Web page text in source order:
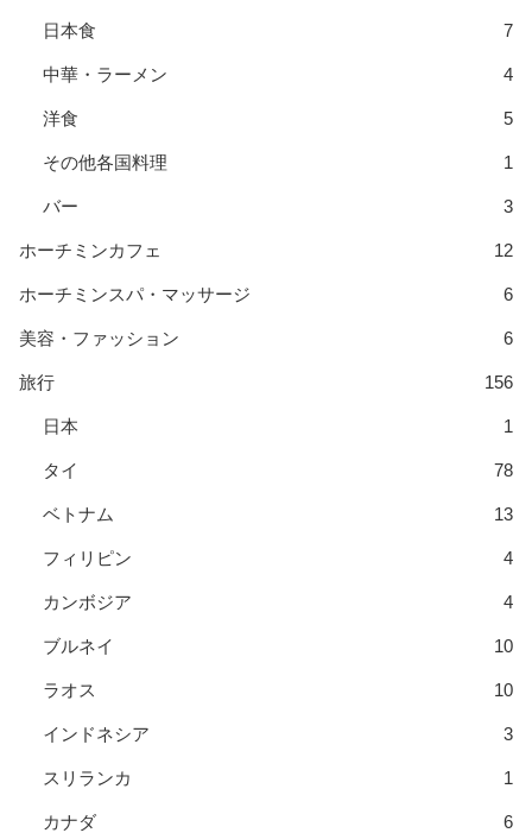
日本食 7
中華・ラーメン 4
洋食 5
その他各国料理 1
バー 3
ホーチミンカフェ 12
ホーチミンスパ・マッサージ 6
美容・ファッション 6
旅行 156
日本 1
タイ 78
ベトナム 13
フィリピン 4
カンボジア 4
ブルネイ 10
ラオス 10
インドネシア 3
スリランカ 1
カナダ 6